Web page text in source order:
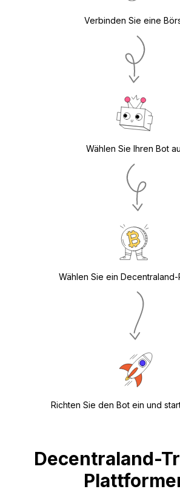
Verbinden Sie eine
Wählen Sie Ihren Bot
Wählen Sie ein Decentraland-
Richten Sie den Bot ein und
Decentraland-